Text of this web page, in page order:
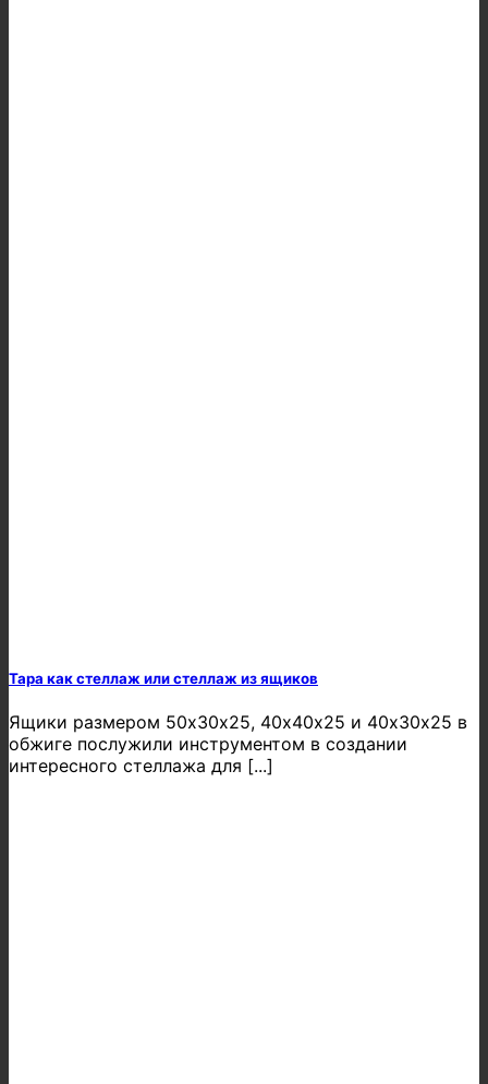
Тара как стеллаж или стеллаж из ящиков
Ящики размером 50х30х25, 40х40х25 и 40х30х25 в
обжиге послужили инструментом в создании
интересного стеллажа для [...]